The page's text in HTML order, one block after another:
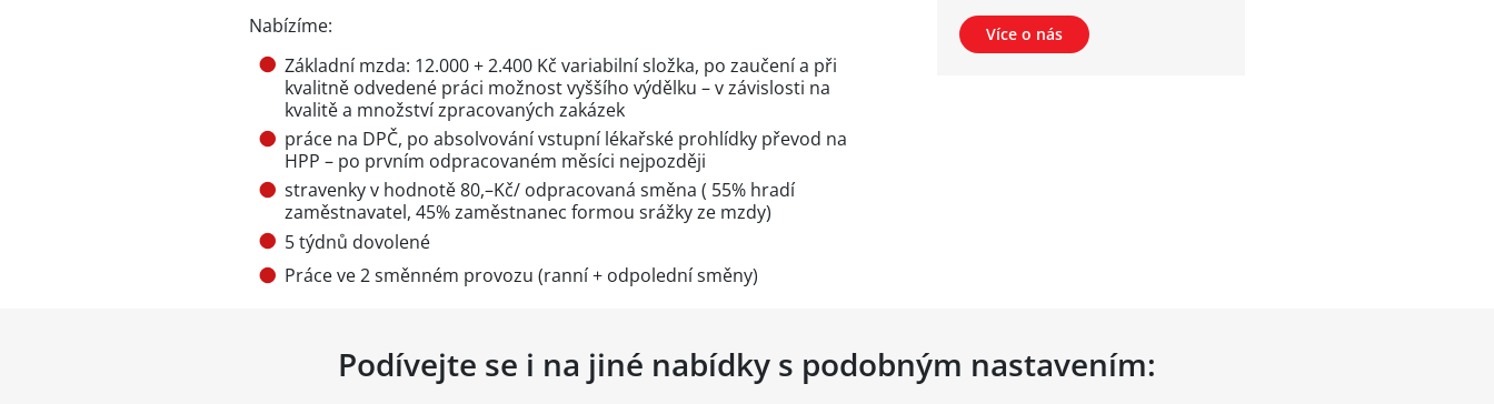
Více o nás
Nabízíme:
Základní mzda: 12.000 + 2.400 Kč variabilní složka, po zaučení a při
kvalitně odvedené práci možnost vyššího výdělku – v závislosti na
kvalitě a množství zpracovaných zakázek
práce na DPČ, po absolvování vstupní lékařské prohlídky převod na
HPP – po prvním odpracovaném měsíci nejpozději
stravenky v hodnotě 80,–Kč/ odpracovaná směna ( 55% hradí
zaměstnavatel, 45% zaměstnanec formou srážky ze mzdy)
5 týdnů dovolené
Práce ve 2 směnném provozu (ranní + odpolední směny)
Podívejte se i na jiné nabídky s podobným nastavením: